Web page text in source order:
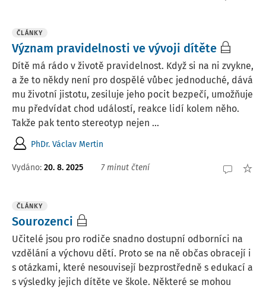
ČLÁNKY
Význam pravidelnosti ve vývoji dítěte
Dítě má rádo v životě pravidelnost. Když si na ni zvykne,
a že to někdy není pro dospělé vůbec jednoduché, dává
mu životní jistotu, zesiluje jeho pocit bezpečí, umožňuje
mu předvídat chod událostí, reakce lidí kolem něho.
Takže pak tento stereotyp nejen ...
PhDr. Václav Mertin
Vydáno: 20. 8. 2025 7 minut čtení
ČLÁNKY
Sourozenci
Učitelé jsou pro rodiče snadno dostupní odborníci na
vzdělání a výchovu dětí. Proto se na ně občas obracejí i
s otázkami, které nesouvisejí bezprostředně s edukací a
s výsledky jejich dítěte ve škole. Některé se mohou